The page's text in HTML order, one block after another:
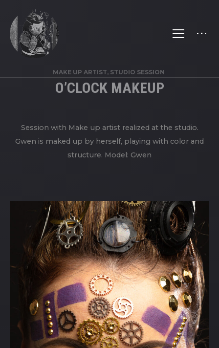
MAKE UP ARTIST, STUDIO SESSION
O’CLOCK MAKEUP
Session with Make up artist realized at the studio.
Gwen is maked up by herself, playing with color and
structure. Model: Gwen